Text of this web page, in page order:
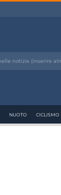
NUOTO CICLISMO